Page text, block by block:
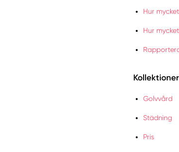
Hur
Hur
Kollektioner
Golvvård
Städning
Pris